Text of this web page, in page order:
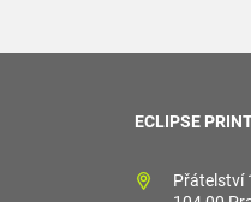
ECLIPSE
Přátelství